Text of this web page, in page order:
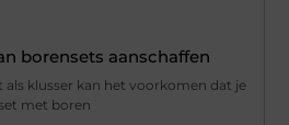
borensets aanschaffen
als klusser kan het voorkomen dat je
met boren